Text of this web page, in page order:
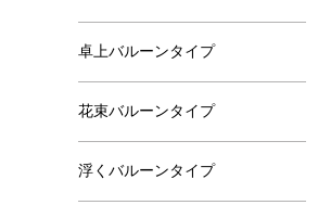
卓上バルーンタイプ
花束バルーンタイプ
浮くバルーンタイプ